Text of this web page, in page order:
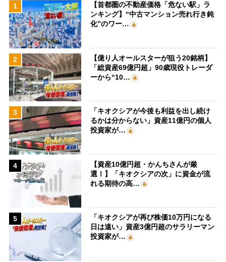
1
【首都圏の不動産価格「危ない駅」ラ
ンキング】“中古マンション売れ行き鈍
化”のワー…
2
【億り人オールスターが狙う20銘柄】
「総資産69億円超」90歳現役トレーダ
ーから“10…
3
「キオクシアが今後も利益を出し続け
るかは分からない」資産11億円の個人
投資家が…
4
【資産10億円超・かんちさんが厳
選！】「キオクシアの次」に資金が流
れる期待の高…
5
「キオクシアが再び株価10万円になる
日は遠い」資産3億円超のサラリーマン
投資家が…